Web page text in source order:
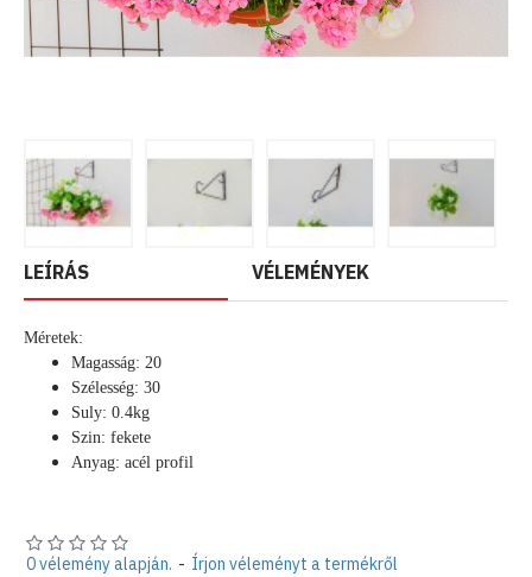
LEÍRÁS VÉLEMÉNYEK
Méretek:
Magasság: 20
Szélesség: 30
Suly: 0.4kg
Szin: fekete
Anyag: acél profil
0 vélemény alapján. - Írjon véleményt a termékről